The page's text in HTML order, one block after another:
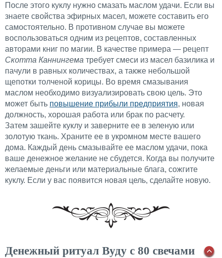
После этого куклу нужно смазать маслом удачи. Если вы
знаете свойства эфирных масел, можете составить его
самостоятельно. В противном случае вы можете
воспользоваться одним из рецептов, составленных
авторами книг по магии. В качестве примера — рецепт
Скотта Каннингема требует смеси из масел базилика и
пачули в равных количествах, а также небольшой
щепотки толченой корицы. Во время смазывания
маслом необходимо визуализировать свою цель. Это
может быть повышение прибыли предприятия, новая
должность, хорошая работа или брак по расчету.
Затем зашейте куклу и заверните ее в зеленую или
золотую ткань. Храните ее в укромном месте вашего
дома. Каждый день смазывайте ее маслом удачи, пока
ваше денежное желание не сбудется. Когда вы получите
желаемые деньги или материальные блага, сожгите
куклу. Если у вас появится новая цель, сделайте новую.
Денежный ритуал Вуду с 80 свечами